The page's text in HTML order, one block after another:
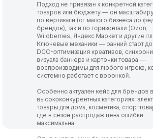
Подход не привязан к конкретной
товаров или бюджету — он
по вертикали (от малого бизнеса до
брендов), так и по горизонтали (Ozon,
Wildberries, Яндекс Маркет и другие
Ключевые механики — ранний старт до
DCO-оптимизация креативов,
визуала баннера и карточки товара —
воспроизводимы для любого игрока,
системно работает с воронкой.
Особенно актуален кейс для брендов в
высококонкурентных категориях:
товары для дома, косметика,
где в сезон распродаж цена ошибки
максимальна.